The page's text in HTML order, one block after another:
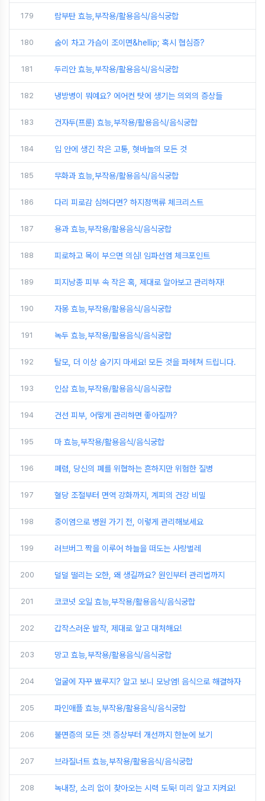
179 람부탄 효능,부작용/활용음식/음식궁합
180 숨이 차고 가슴이 조이면&hellip; 혹시 협심증?
181 두리안 효능,부작용/활용음식/음식궁합
182 냉방병이 뭐예요? 에어컨 탓에 생기는 의외의 증상들
183 건자두(프룬) 효능,부작용/활용음식/음식궁합
184 입 안에 생긴 작은 고통, 혓바늘의 모든 것
185 무화과 효능,부작용/활용음식/음식궁합
186 다리 피로감 심하다면? 하지정맥류 체크리스트
187 용과 효능,부작용/활용음식/음식궁합
188 피로하고 목이 부으면 의심! 임파선염 체크포인트
189 피지낭종 피부 속 작은 혹, 제대로 알아보고 관리하자!
190 자몽 효능,부작용/활용음식/음식궁합
191 녹두 효능,부작용/활용음식/음식궁합
192 탈모, 더 이상 숨기지 마세요! 모든 것을 파헤쳐 드립니다.
193 인삼 효능,부작용/활용음식/음식궁합
194 건선 피부, 어떻게 관리하면 좋아질까?
195 마 효능,부작용/활용음식/음식궁합
196 폐렴, 당신의 폐를 위협하는 흔하지만 위험한 질병
197 혈당 조절부터 면역 강화까지, 계피의 건강 비밀
198 중이염으로 병원 가기 전, 이렇게 관리해보세요
199 러브버그 짝을 이루어 하늘을 떠도는 사랑벌레
200 덜덜 떨리는 오한, 왜 생길까요? 원인부터 관리법까지
201 코코넛 오일 효능,부작용/활용음식/음식궁합
202 갑작스러운 발작, 제대로 알고 대처해요!
203 망고 효능,부작용/활용음식/음식궁합
204 얼굴에 자꾸 뾰루지? 알고 보니 모낭염! 음식으로 해결하자
205 파인애플 효능,부작용/활용음식/음식궁합
206 불면증의 모든 것! 증상부터 개선까지 한눈에 보기
207 브라질너트 효능,부작용/활용음식/음식궁합
208 녹내장, 소리 없이 찾아오는 시력 도둑! 미리 알고 지켜요!